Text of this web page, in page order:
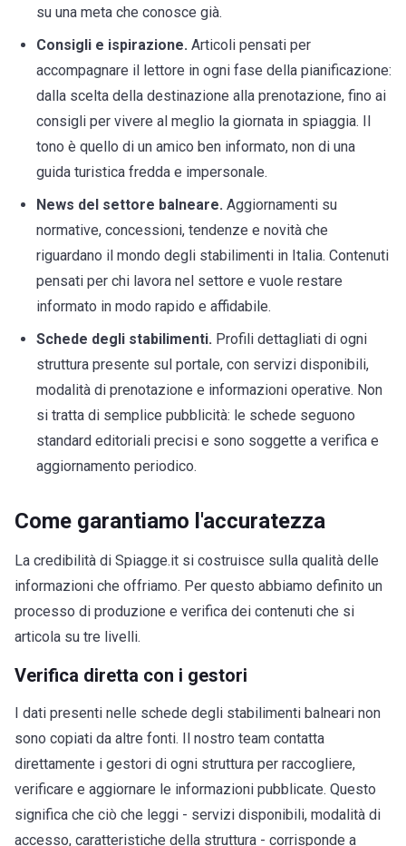
su una meta che conosce già.
Consigli e ispirazione. Articoli pensati per
accompagnare il lettore in ogni fase della pianificazione:
dalla scelta della destinazione alla prenotazione, fino ai
consigli per vivere al meglio la giornata in spiaggia. Il
tono è quello di un amico ben informato, non di una
guida turistica fredda e impersonale.
News del settore balneare. Aggiornamenti su
normative, concessioni, tendenze e novità che
riguardano il mondo degli stabilimenti in Italia. Contenuti
pensati per chi lavora nel settore e vuole restare
informato in modo rapido e affidabile.
Schede degli stabilimenti. Profili dettagliati di ogni
struttura presente sul portale, con servizi disponibili,
modalità di prenotazione e informazioni operative. Non
si tratta di semplice pubblicità: le schede seguono
standard editoriali precisi e sono soggette a verifica e
aggiornamento periodico.
Come garantiamo l'accuratezza
La credibilità di Spiagge.it si costruisce sulla qualità delle
informazioni che offriamo. Per questo abbiamo definito un
processo di produzione e verifica dei contenuti che si
articola su tre livelli.
Verifica diretta con i gestori
I dati presenti nelle schede degli stabilimenti balneari non
sono copiati da altre fonti. Il nostro team contatta
direttamente i gestori di ogni struttura per raccogliere,
verificare e aggiornare le informazioni pubblicate. Questo
significa che ciò che leggi - servizi disponibili, modalità di
accesso, caratteristiche della struttura - corrisponde a